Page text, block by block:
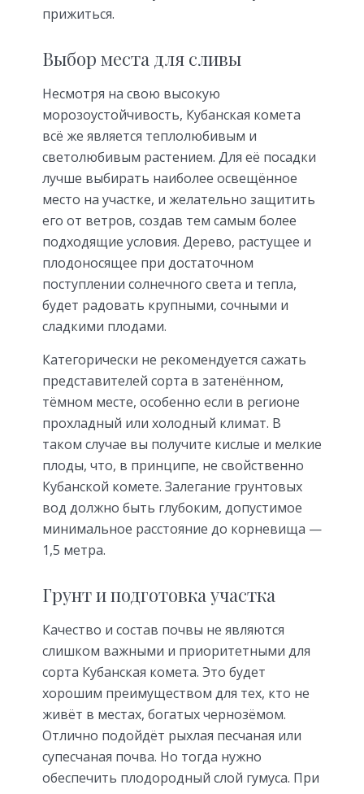
прижиться.
Выбор места для сливы
Несмотря на свою высокую
морозоустойчивость, Кубанская комета
всё же является теплолюбивым и
светолюбивым растением. Для её посадки
лучше выбирать наиболее освещённое
место на участке, и желательно защитить
его от ветров, создав тем самым более
подходящие условия. Дерево, растущее и
плодоносящее при достаточном
поступлении солнечного света и тепла,
будет радовать крупными, сочными и
сладкими плодами.
Категорически не рекомендуется сажать
представителей сорта в затенённом,
тёмном месте, особенно если в регионе
прохладный или холодный климат. В
таком случае вы получите кислые и мелкие
плоды, что, в принципе, не свойственно
Кубанской комете. Залегание грунтовых
вод должно быть глубоким, допустимое
минимальное расстояние до корневища —
1,5 метра.
Грунт и подготовка участка
Качество и состав почвы не являются
слишком важными и приоритетными для
сорта Кубанская комета. Это будет
хорошим преимуществом для тех, кто не
живёт в местах, богатых чернозёмом.
Отлично подойдёт рыхлая песчаная или
супесчаная почва. Но тогда нужно
обеспечить плодородный слой гумуса. При